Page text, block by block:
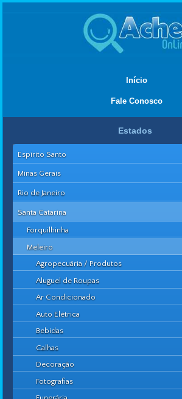
Início
Fale Conosco
Estados
Espírito Santo
Minas Gerais
Rio de Janeiro
Santa Catarina
Forquilhinha
Meleiro
Agropecuária / Produtos
Aluguel de Roupas
Ar Condicionado
Auto Elétrica
Bebidas
Calhas
Decoração
Fotografias